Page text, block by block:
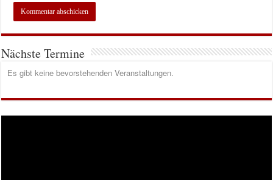
Nächste Termine
Es gibt keine bevorstehenden Veranstaltungen.